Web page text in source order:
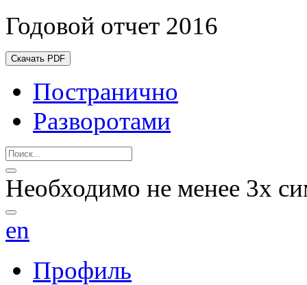
Годовой отчет 2016
Скачать PDF
Постранично
Разворотами
Необходимо не менее 3х
en
Профиль